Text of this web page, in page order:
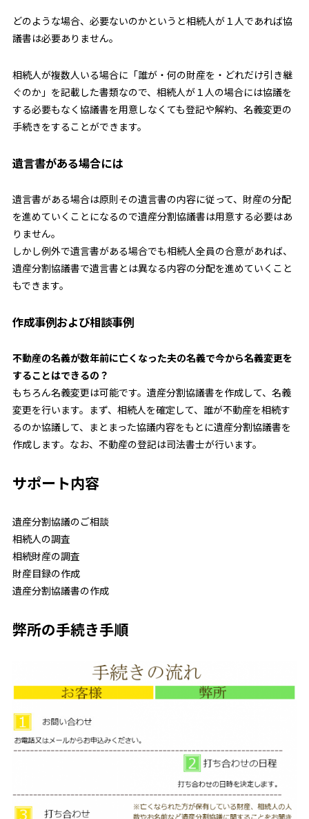
どのような場合、必要ないのかというと相続人が１人であれば協
議書は必要ありません。
相続人が複数人いる場合に「誰が・何の財産を・どれだけ引き継
ぐのか」を記載した書類なので、相続人が１人の場合には協議を
する必要もなく協議書を用意しなくても登記や解約、名義変更の
手続きをすることができます。
遺言書がある場合には
遺言書がある場合は原則その遺言書の内容に従って、財産の分配
を進めていくことになるので遺産分割協議書は用意する必要はあ
りません。
しかし例外で遺言書がある場合でも相続人全員の合意があれば、
遺産分割協議書で遺言書とは異なる内容の分配を進めていくこと
もできます。
作成事例および相談事例
不動産の名義が数年前に亡くなった夫の名義で今から名義変更を
することはできるの？
もちろん名義変更は可能です。遺産分割協議書を作成して、名義
変更を行います。まず、相続人を確定して、誰が不動産を相続す
るのか協議して、まとまった協議内容をもとに遺産分割協議書を
作成します。なお、不動産の登記は司法書士が行います。
サポート内容
遺産分割協議のご相談
相続人の調査
相続財産の調査
財産目録の作成
遺産分割協議書の作成
弊所の手続き手順